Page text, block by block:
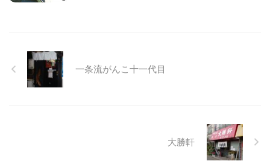
一条流がんこ十一代目
大勝軒